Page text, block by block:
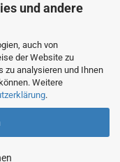
und andere
auch von
der Website zu
zu analysieren und Ihnen
Weitere
.